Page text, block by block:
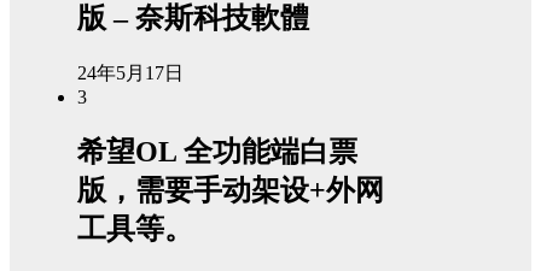
版 – 奈斯科技軟體
24年5月17日
3
希望OL 全功能端白票
版，需要手动架设+外网
工具等。